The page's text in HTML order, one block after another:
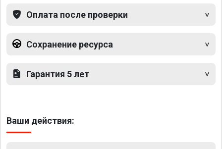
Оплата после проверки
Сохранение ресурса
Гарантия 5 лет
Ваши действия: